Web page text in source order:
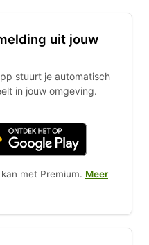
uit jouw
stuurt je automatisch
in jouw omgeving.
met Premium. Meer